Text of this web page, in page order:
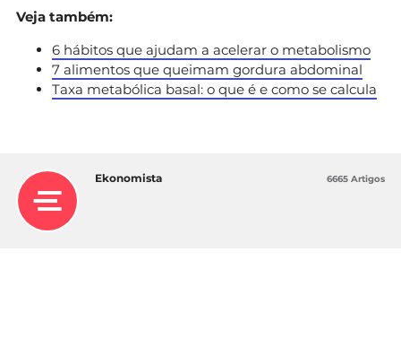
Veja também:
6 hábitos que ajudam a acelerar o metabolismo
7 alimentos que queimam gordura abdominal
Taxa metabólica basal: o que é e como se calcula
Ekonomista 6665 Artigos